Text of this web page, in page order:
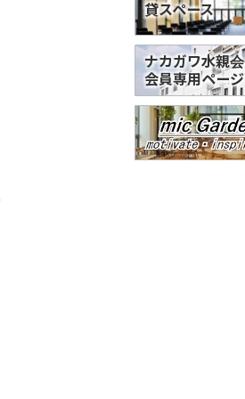
貸スペース
ナカガワ水親会
会員専用ページ